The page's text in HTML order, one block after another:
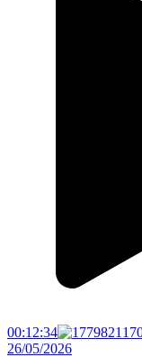
00:12:34
26/05/2026